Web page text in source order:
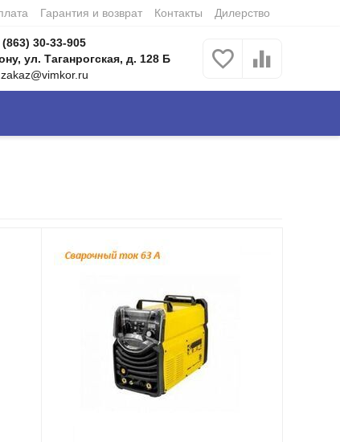
Гарантия и возврат Контакты Дилерство
(863) 30-33-905
ул. Таганрогская, д. 128 Б
zakaz@vimkor.ru